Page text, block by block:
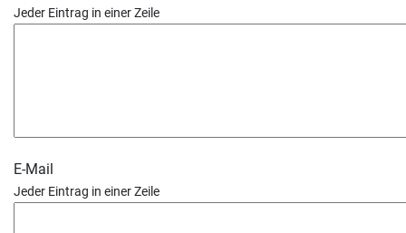
Jeder Eintrag in einer Zeile
E-Mail
Jeder Eintrag in einer Zeile